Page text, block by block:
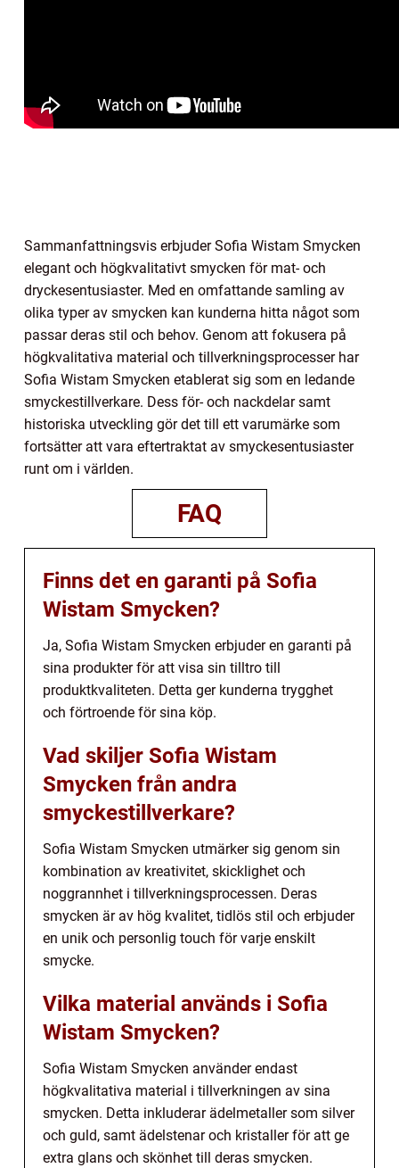
Sammanfattningsvis erbjuder Sofia Wistam Smycken
elegant och högkvalitativt smycken för mat- och
dryckesentusiaster. Med en omfattande samling av
olika typer av smycken kan kunderna hitta något som
passar deras stil och behov. Genom att fokusera på
högkvalitativa material och tillverkningsprocesser har
Sofia Wistam Smycken etablerat sig som en ledande
smyckestillverkare. Dess för- och nackdelar samt
historiska utveckling gör det till ett varumärke som
fortsätter att vara eftertraktat av smyckesentusiaster
runt om i världen.
FAQ
Finns det en garanti på Sofia
Wistam Smycken?
Ja, Sofia Wistam Smycken erbjuder en garanti på
sina produkter för att visa sin tilltro till
produktkvaliteten. Detta ger kunderna trygghet
och förtroende för sina köp.
Vad skiljer Sofia Wistam
Smycken från andra
smyckestillverkare?
Sofia Wistam Smycken utmärker sig genom sin
kombination av kreativitet, skicklighet och
noggrannhet i tillverkningsprocessen. Deras
smycken är av hög kvalitet, tidlös stil och erbjuder
en unik och personlig touch för varje enskilt
smycke.
Vilka material används i Sofia
Wistam Smycken?
Sofia Wistam Smycken använder endast
högkvalitativa material i tillverkningen av sina
smycken. Detta inkluderar ädelmetaller som silver
och guld, samt ädelstenar och kristaller för att ge
extra glans och skönhet till deras smycken.